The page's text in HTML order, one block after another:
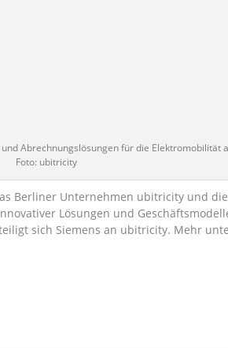
Abrechnungslösungen für die Elektromobilität
Foto: ubitricity
Berliner Unternehmen ubitricity und
Lösungen und
sich Siemens an ubitricity. Mehr